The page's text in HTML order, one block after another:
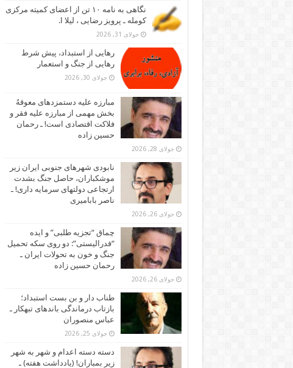
نگاهی به نامه ۱۰ تن از اعضای کمیته مرکزی
کومله ـ پرویز رضایی ، لیلا ا.
جولای 31, 2026
رهایی از استبداد، پیش شرط
رهایی از جنگ و استعمار
جولای 30, 2026
مبارزه علیه دستمزدهای معوقهُ
بخش مهمی از مبارزه علیه فقر و
فلاکت اقتصادی است! ـ رحمان
حسین زاده
جولای 28, 2026
نابودی شهرهای جنوبی ایران زیر
موشکباران، حاصل جنگ بشدت
ارتجاعی دولتهای سرمایه داری! ـ
ناصر بابامیری
جولای 26, 2026
چماق “تجزیه طلبی” و ایده
“فدرالیستی”: دو روی سکه تحمیل
جنگ و خون به تحولات ایران ـ
رحمان حسین زاده
جولای 26, 2026
طناب دار و بن بست استبداد؛
بازتاب درماندگی باندهای تبهکار ـ
عباس منصوران
جولای 25, 2026
دسته دسته اعدام و شهر به شهر
زیر بمباران! (یادداشت هفته) ـ